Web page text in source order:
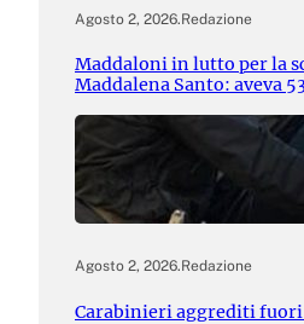
Agosto 2, 2026.Redazione
Maddaloni in lutto per la
Maddalena Santo: aveva
Agosto 2, 2026.Redazione
Carabinieri aggrediti fuori